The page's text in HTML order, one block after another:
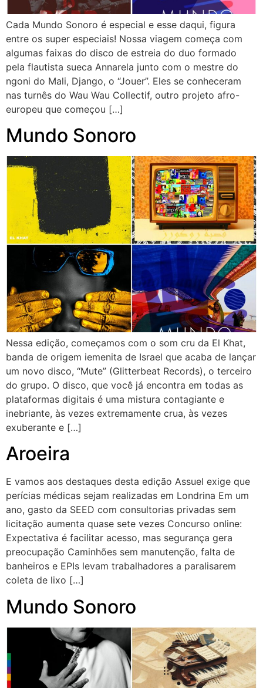
Cada Mundo Sonoro é especial e esse daqui, figura
entre os super especiais! Nossa viagem começa com
algumas faixas do disco de estreia do duo formado
pela flautista sueca Annarela junto com o mestre do
ngoni do Mali, Django, o “Jouer”. Eles se conheceram
nas turnês do Wau Wau Collectif, outro projeto afro-
europeu que começou […]
Mundo Sonoro
Nessa edição, começamos com o som cru da El Khat,
banda de origem iemenita de Israel que acaba de lançar
um novo disco, “Mute” (Glitterbeat Records), o terceiro
do grupo. O disco, que você já encontra em todas as
plataformas digitais é uma mistura contagiante e
inebriante, às vezes extremamente crua, às vezes
exuberante e […]
Aroeira
E vamos aos destaques desta edição Assuel exige que
perícias médicas sejam realizadas em Londrina Em um
ano, gasto da SEED com consultorias privadas sem
licitação aumenta quase sete vezes Concurso online:
Expectativa é facilitar acesso, mas segurança gera
preocupação Caminhões sem manutenção, falta de
banheiros e EPIs levam trabalhadores a paralisarem
coleta de lixo […]
Mundo Sonoro